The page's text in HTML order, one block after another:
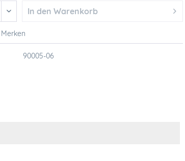
In den Warenkorb
Merken
90005-06